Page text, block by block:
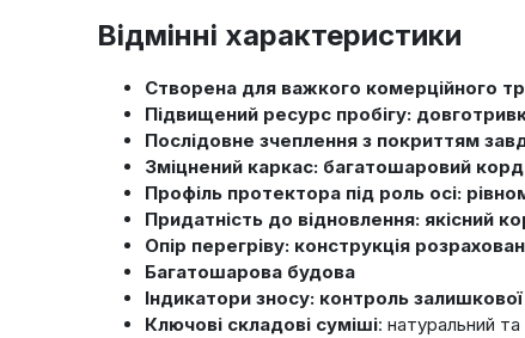
Відмінні характеристики
Створена для важкого комерційного
Підвищений ресурс пробігу:
Послідовне зчеплення з покриттям
Зміцнений каркас: багатошаровий
Профіль протектора під роль осі:
Придатність до відновлення: якісний
Опір перегріву: конструкція
Багатошарова будова
Індикатори зносу: контроль
Ключові складові суміші: натуральний